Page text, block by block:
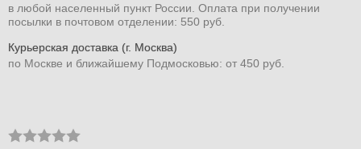
в любой населенный пункт России. Оплата при получении
посылки в почтовом отделении: 550 руб.
Курьерская доставка (г. Москва)
по Москве и ближайшему Подмосковью: от 450 руб.